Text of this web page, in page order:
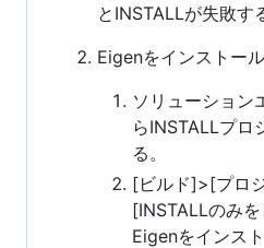
とINSTALLが失敗す
Eigenをインストー
ソリューション
らINSTALLプロ
る。
[ビルド]>[プロ
[INSTALLのみ
Eigenをインスト